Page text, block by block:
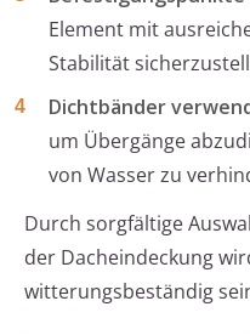
Element mit
Stabilität
Dichtbänder
um Übergänge
von Wasser zu
Durch sorgfältige
der Dacheindeckung
witterungsbeständig